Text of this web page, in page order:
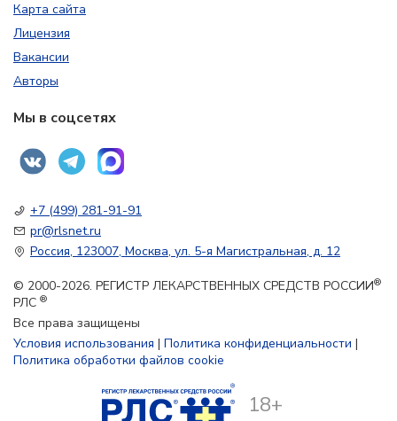
Карта сайта
Лицензия
Вакансии
Авторы
Мы в соцсетях
+7 (499) 281-91-91
pr@rlsnet.ru
Россия, 123007, Москва, ул. 5-я Магистральная, д. 12
© 2000-2026. РЕГИСТР ЛЕКАРСТВЕННЫХ СРЕДСТВ РОССИИ®
РЛС ®
Все права защищены
Условия использования | Политика конфиденциальности |
Политика обработки файлов cookie
18+